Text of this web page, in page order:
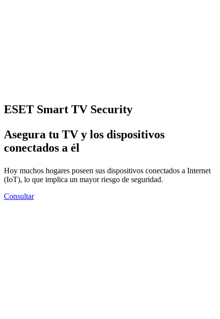
ESET Smart TV Security
Asegura tu TV y los dispositivos
conectados a él
Hoy muchos hogares poseen sus dispositivos conectados a Internet
(IoT), lo que implica un mayor riesgo de seguridad.
Consultar